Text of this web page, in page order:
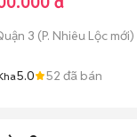
3 (P. Nhiêu Lộc mới)
5.0 52 đã bán